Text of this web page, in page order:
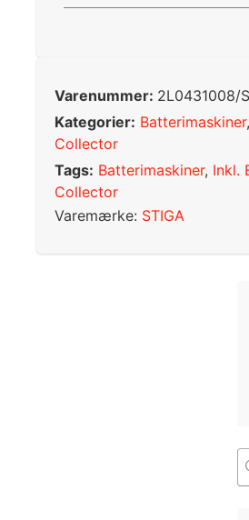
Varenummer: 2L0431008/
Kategorier: Batterimaskiner,
Collector
Tags: Batterimaskiner, Inkl.
Collector
Varemærke: STIGA